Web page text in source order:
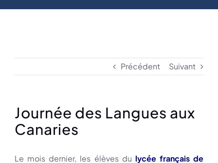
Précédent Suivant
Journée des Langues aux
Canaries
Le mois dernier, les élèves du lycée français de